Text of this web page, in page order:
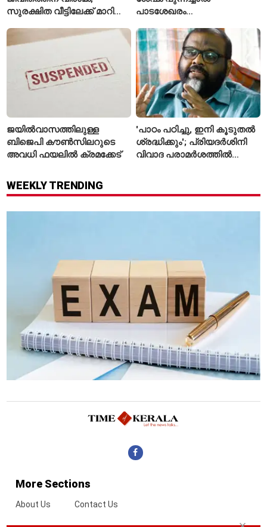
സുരക്ഷിത വീട്ടിലേക്ക് മാറി
പാടശേഖരം
കർഷകർ
ജയിൽവാസത്തിലുള്ള
ബിജെപി കൗൺസിലറുടെ
അവധി ഫയലിൽ ക്രമക്കേട്
'പാഠം പഠിച്ചു, ഇനി കൂടുതൽ
ശ്രദ്ധിക്കും'; പ്രിയദർശിനി
വിവാദ പരാമർശത്തിൽ
WEEKLY TRENDING
More Sections
About Us Contact Us